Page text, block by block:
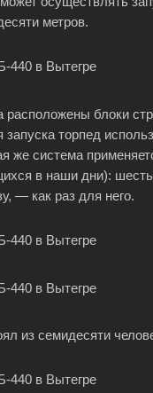
метров.
расположены блоки
торпед
же система
в наши дни):
— как раз для него.
из семидесяти